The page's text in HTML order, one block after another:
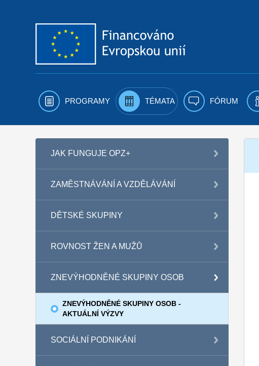
PROGRAMY TÉMATA FÓRUM
JAK FUNGUJE OPZ+
ZAMĚSTNÁVÁNÍ A VZDĚLÁVÁNÍ
DĚTSKÉ SKUPINY
ROVNOST ŽEN A MUŽŮ
ZNEVÝHODNĚNÉ SKUPINY OSOB
ZNEVÝHODNĚNÉ SKUPINY OSOB -
AKTUÁLNÍ VÝZVY
SOCIÁLNÍ PODNIKÁNÍ